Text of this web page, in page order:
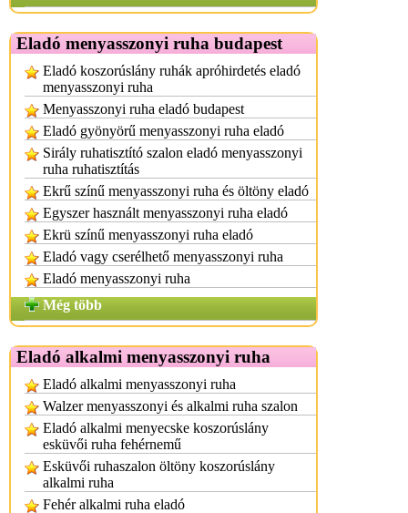
Eladó menyasszonyi ruha budapest
Eladó koszorúslány ruhák apróhirdetés eladó
menyasszonyi ruha
Menyasszonyi ruha eladó budapest
Eladó gyönyörű menyasszonyi ruha eladó
Sirály ruhatisztító szalon eladó menyasszonyi
ruha ruhatisztítás
Ekrű színű menyasszonyi ruha és öltöny eladó
Egyszer használt menyasszonyi ruha eladó
Ekrü színű menyasszonyi ruha eladó
Eladó vagy cserélhető menyasszonyi ruha
Eladó menyasszonyi ruha
Még több
Eladó alkalmi menyasszonyi ruha
Eladó alkalmi menyasszonyi ruha
Walzer menyasszonyi és alkalmi ruha szalon
Eladó alkalmi menyecske koszorúslány
esküvői ruha fehérnemű
Esküvői ruhaszalon öltöny koszorúslány
alkalmi ruha
Fehér alkalmi ruha eladó